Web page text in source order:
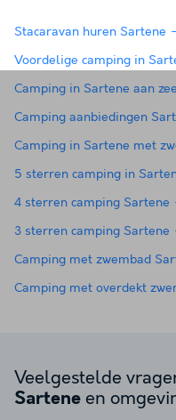
Stacaravan huren Sartene
Voordelige camping in
Camping in Sartene aan zee
Camping aanbiedingen
Camping in Sartene met
5 sterren camping in
4 sterren camping Sartene
3 sterren camping Sartene
Camping met zwembad
Camping met overdekt
Veelgestelde
Sartene en